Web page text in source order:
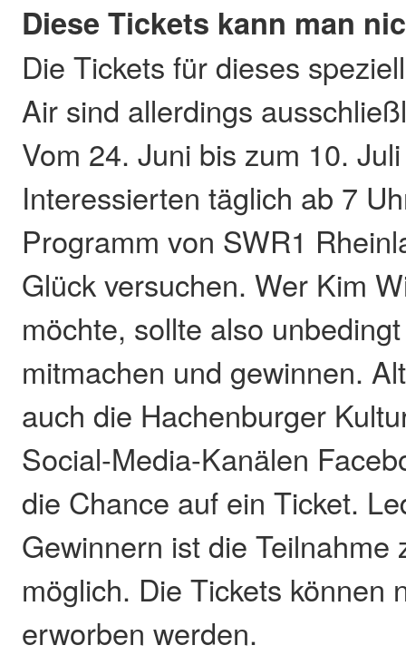
Diese Tickets kann man
Die Tickets für dieses
Air sind allerdings
Vom 24. Juni bis zum 10.
Interessierten täglich ab 7
Programm von SWR1
Glück versuchen. Wer Kim
möchte, sollte also
mitmachen und gewinnen.
auch die Hachenburger
Social-Media-Kanälen
die Chance auf ein Ticket.
Gewinnern ist die Teilnahme
möglich. Die Tickets können
erworben werden.